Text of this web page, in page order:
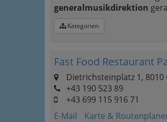
generalmusikdirektion
Kategorien
Fast Food Restaurant
Dietrichsteinplatz 1, 8010
+43 190 523 89
+43 699 115 916 71
E-Mail
Karte &